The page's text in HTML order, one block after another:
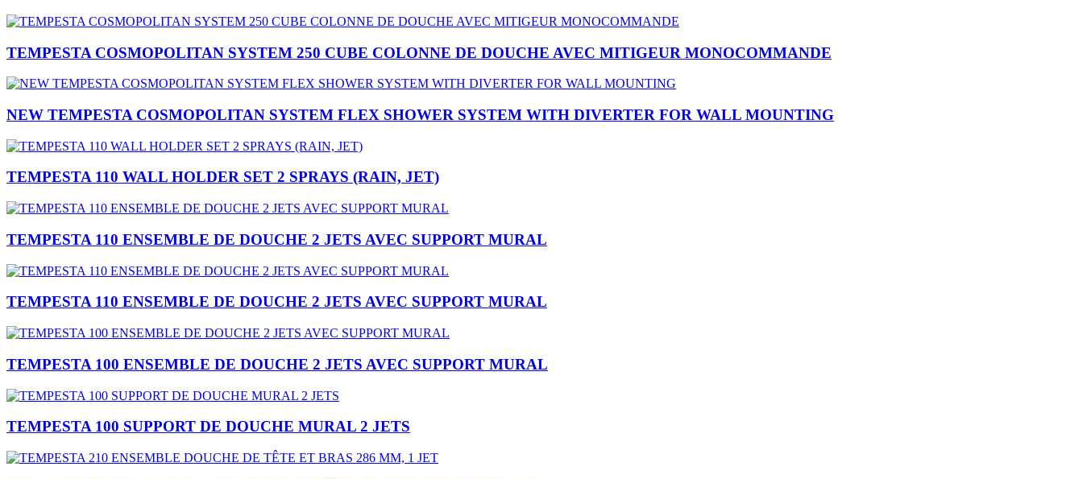
TEMPESTA COSMOPOLITAN SYSTEM 250 CUBE COLONNE DE DOUCHE AVEC MITIGEUR MONOCOMMANDE
NEW TEMPESTA COSMOPOLITAN SYSTEM FLEX SHOWER SYSTEM WITH DIVERTER FOR WALL MOUNTING
TEMPESTA 110 WALL HOLDER SET 2 SPRAYS (RAIN, JET)
TEMPESTA 110 ENSEMBLE DE DOUCHE 2 JETS AVEC SUPPORT MURAL
TEMPESTA 110 ENSEMBLE DE DOUCHE 2 JETS AVEC SUPPORT MURAL
TEMPESTA 100 ENSEMBLE DE DOUCHE 2 JETS AVEC SUPPORT MURAL
TEMPESTA 100 SUPPORT DE DOUCHE MURAL 2 JETS